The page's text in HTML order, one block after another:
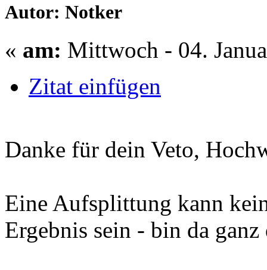
Autor: Notker
« am: Mittwoch - 04.
Zitat einfügen
Danke für dein Veto,
Eine Aufsplittung kann
Ergebnis sein - bin da